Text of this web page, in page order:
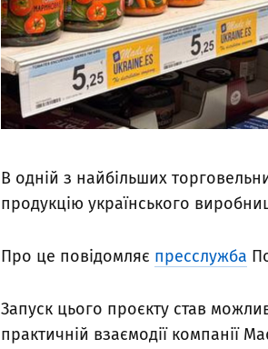
В одній з найбільших
продукцію українського
Про це повідомляє пресслужба
Запуск цього проєкту став
практичній взаємодії компанії